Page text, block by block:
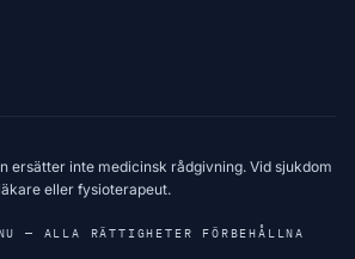
ersätter inte medicinsk rådgivning. Vid sjukdom
eller fysioterapeut.
— ALLA RÄTTIGHETER FÖRBEHÅLLNA